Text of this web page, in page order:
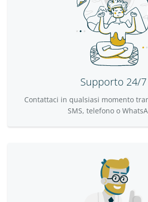
Supporto 24/7
Contattaci in qualsiasi momento
SMS, telefono o